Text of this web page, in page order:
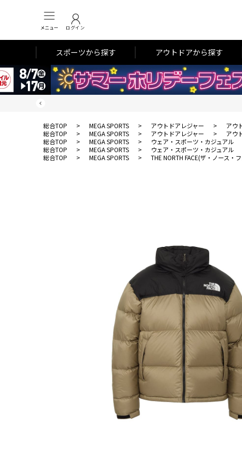
メニュー ログイン
スポーツから探す アウトドアから探す
総合TOP > MEGA SPORTS > アウトドアレジャー > アウ
総合TOP
> MEGA SPORTS > アウトドアレジャー > アウ
総合TOP
> MEGA SPORTS > ウェア・スポーツ・カジュアル
総合TOP
> MEGA SPORTS > ウェア・スポーツ・カジュアル
総合TOP
> MEGA SPORTS > THE NORTH FACE(ザ・ノース・